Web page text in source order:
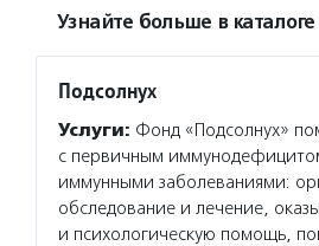
Узнайте больше в
Подсолнух
Услуги: Фонд «Подсолнух»
с первичным
иммунными заболеваниями:
обследование и лечение,
и психологическую помощь,